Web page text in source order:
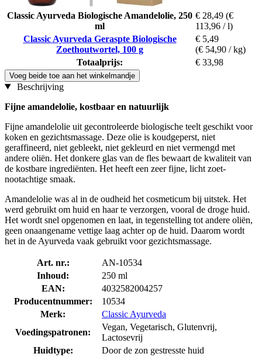
Classic Ayurveda Biologische Amandelolie, 250
ml
€ 28,49 (€
113,96 / l)
Classic Ayurveda Geraspte Biologische
Zoethoutwortel, 100 g
€ 5,49
(€ 54,90 / kg)
Totaalprijs:
€ 33,98
Voeg beide toe aan het winkelmandje
Beschrijving
Fijne amandelolie, kostbaar en natuurlijk
Fijne amandelolie uit gecontroleerde biologische teelt geschikt voor
koken en gezichtsmassage. Deze olie is koudgeperst, niet
geraffineerd, niet gebleekt, niet gekleurd en niet vermengd met
andere oliën. Het donkere glas van de fles bewaart de kwaliteit van
de kostbare ingrediënten. Het heeft een zeer fijne, licht zoet-
nootachtige smaak.
Amandelolie was al in de oudheid het cosmeticum bij uitstek. Het
werd gebruikt om huid en haar te verzorgen, vooral de droge huid.
Het wordt snel opgenomen en laat, in tegenstelling tot andere oliën,
geen onaangename vettige laag achter op de huid. Daarom wordt
het in de Ayurveda vaak gebruikt voor gezichtsmassage.
Art. nr.:
AN-10534
Inhoud:
250 ml
EAN:
4032582004257
Producentnummer:
10534
Merk:
Classic Ayurveda
Voedingspatronen:
Vegan, Vegetarisch, Glutenvrij,
Lactosevrij
Huidtype:
Door de zon gestresste huid